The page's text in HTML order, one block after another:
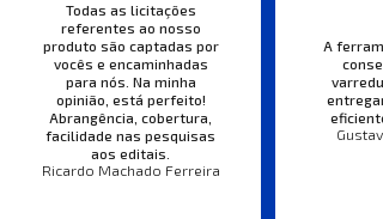
Todas as licitações
referentes ao nosso
produto são captadas por
vocês e encaminhadas
para nós. Na minha
opinião, está perfeito!
Abrangência, cobertura,
facilidade nas pesquisas
aos editais.
Ricardo Machado Ferreira
A